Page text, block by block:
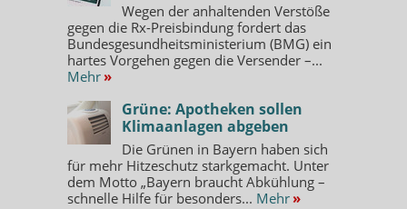
Wegen der anhaltenden Verstöße
gegen die Rx-Preisbindung fordert das
Bundesgesundheitsministerium (BMG) ein
hartes Vorgehen gegen die Versender –...
Mehr »
Grüne: Apotheken sollen
Klimaanlagen abgeben
Die Grünen in Bayern haben sich
für mehr Hitzeschutz starkgemacht. Unter
dem Motto „Bayern braucht Abkühlung –
schnelle Hilfe für besonders... Mehr »